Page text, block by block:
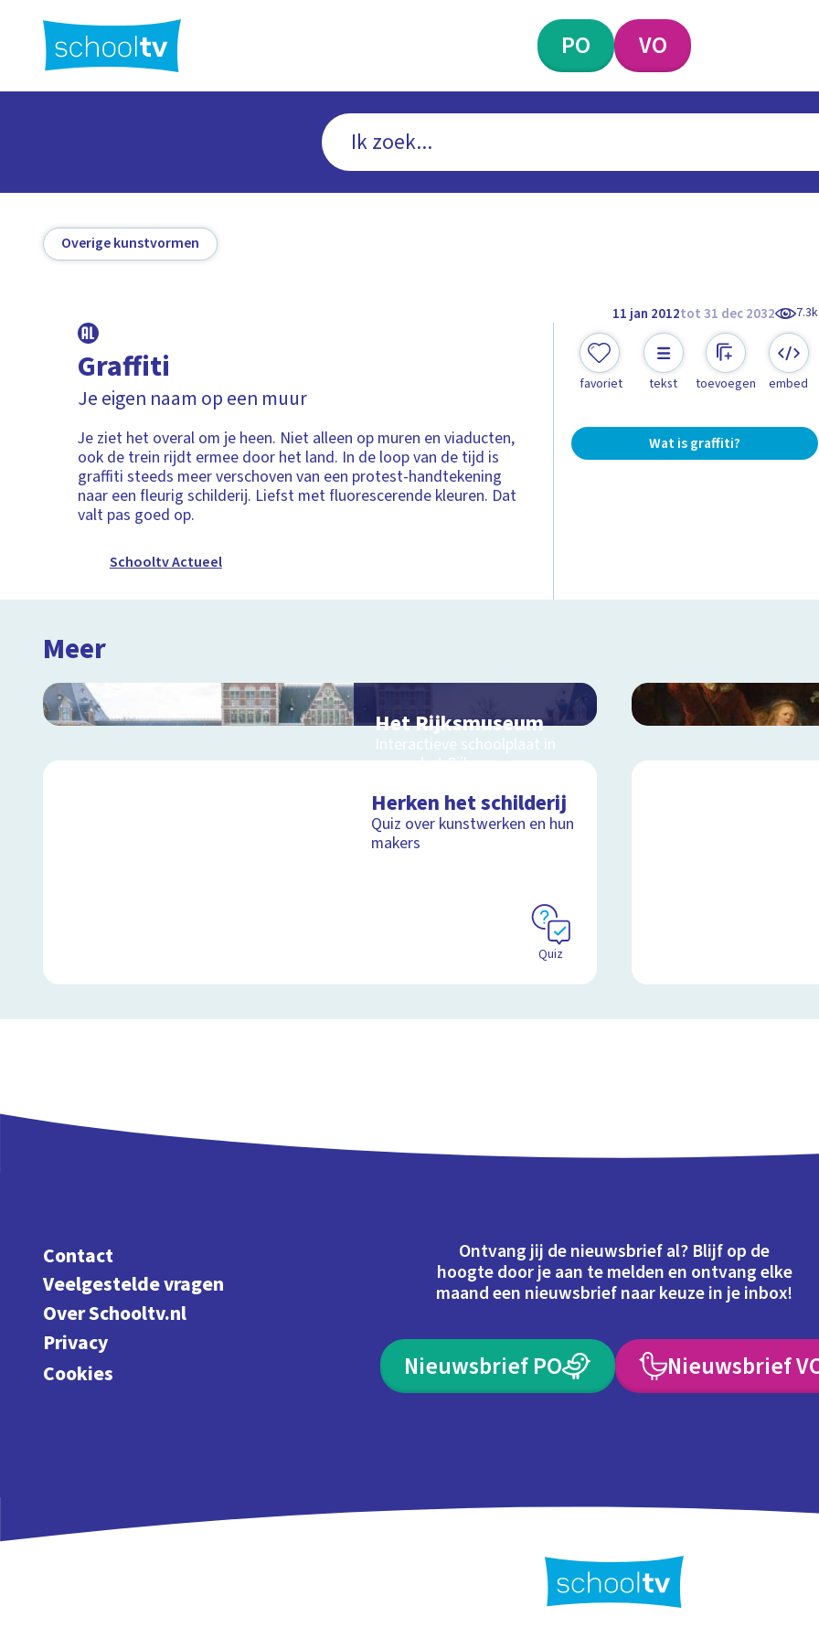
hoofdinhoud
PO VO
Overige kunstvormen
11 jan 2012tot 31 dec 2032 7.3k
Graffiti
Je eigen naam op een muur
Je ziet het overal om je heen. Niet alleen op muren en viaducten,
ook de trein rijdt ermee door het land. In de loop van de tijd is
graffiti steeds meer verschoven van een protest-handtekening
naar een fleurig schilderij. Liefst met fluorescerende kleuren. Dat
valt pas goed op.
Schooltv Actueel
favoriet tekst toevoegen embed
Wat is graffiti?
Meer
Het Rijksmuseum
Interactieve schoolplaat in
en om het Rijksmuseum
Schoolplaat
Herken het schilderij
Quiz over kunstwerken en hun
makers
Quiz
Contact
Veelgestelde vragen
Over Schooltv.nl
Privacy
Cookies
Ontvang jij de nieuwsbrief al? Blijf op de
hoogte door je aan te melden en ontvang elke
maand een nieuwsbrief naar keuze in je inbox!
Nieuwsbrief PO Nieuwsbrief